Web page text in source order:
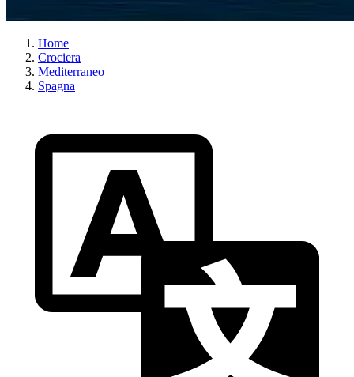
Home
Crociera
Mediterraneo
Spagna